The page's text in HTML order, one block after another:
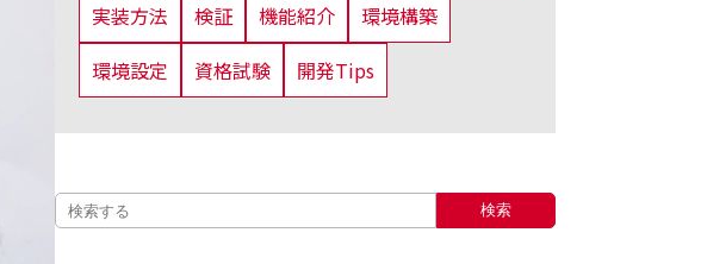
実装方法
検証 機能紹介
環境構築
環境設定
資格試験 開発Tips
検索